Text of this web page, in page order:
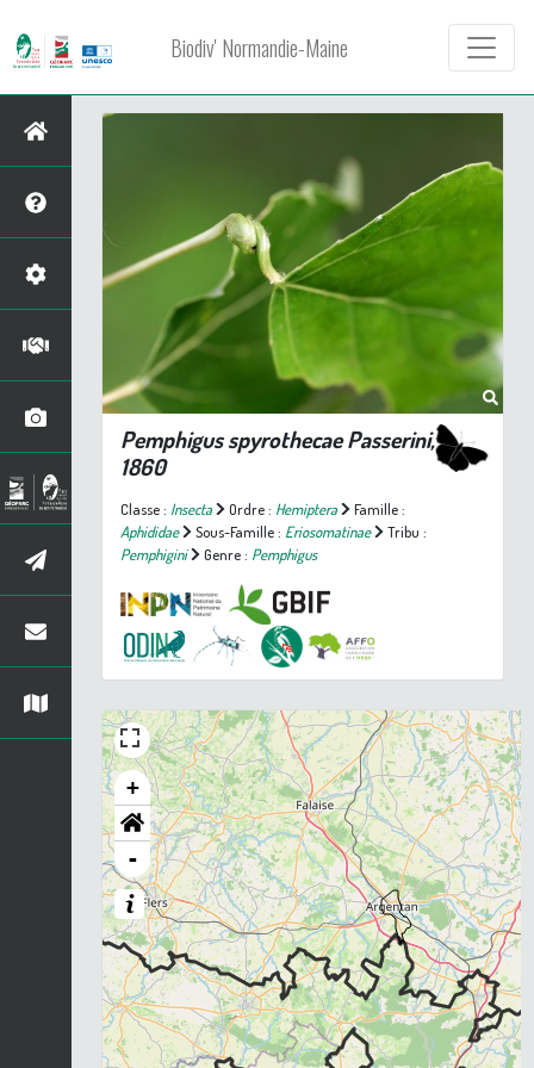
Biodiv' Normandie-Maine
Pemphigus spyrothecaePasserini,
1860
Classe : Insecta Ordre : Hemiptera
Famille :
Aphididae
Sous-Famille : Eriosomatinae
Tribu :
Pemphigini
Genre : Pemphigus
+
-